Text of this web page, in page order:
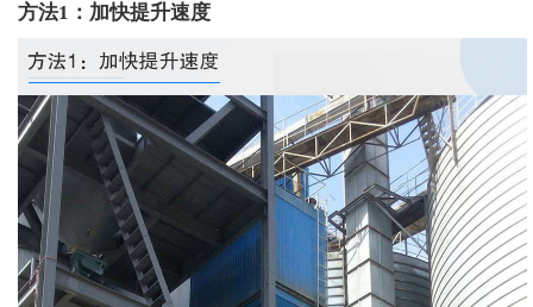
方法1：加快提升速度